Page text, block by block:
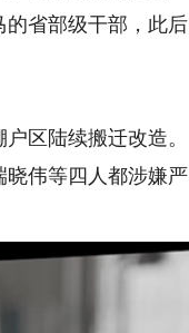
省部级干部，此后
区陆续搬迁改造。
伟等四人都涉嫌严